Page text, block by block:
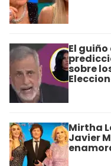
El
sobre
Mirtha
Javier